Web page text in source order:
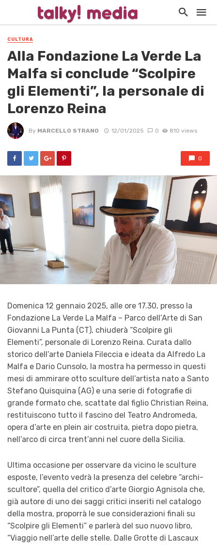
CULTURA
Alla Fondazione La Verde La
Malfa si conclude “Scolpire
gli Elementi”, la personale di
Lorenzo Reina
By MARCELLO STRANO 12/01/2025 0 810 views
0
Domenica 12 gennaio 2025, alle ore 17.30, presso la
Fondazione La Verde La Malfa – Parco dell’Arte di San
Giovanni La Punta (CT), chiuderà “Scolpire gli
Elementi”, personale di Lorenzo Reina. Curata dallo
storico dell’arte Daniela Fileccia e ideata da Alfredo La
Malfa e Dario Cunsolo, la mostra ha permesso in questi
mesi di ammirare otto sculture dell’artista nato a Santo
Stefano Quisquina (AG) e una serie di fotografie di
grande formato che, scattate dal figlio Christian Reina,
restituiscono tutto il fascino del Teatro Andromeda,
opera d’arte en plein air costruita, pietra dopo pietra,
nell’arco di circa trent’anni nel cuore della Sicilia.
Ultima occasione per osservare da vicino le sculture
esposte, l’evento vedrà la presenza del celebre “archi-
scultore”, quella del critico d’arte Giorgio Agnisola che,
già autore di uno dei saggi critici inseriti nel catalogo
della mostra, proporrà le sue considerazioni finali su
“Scolpire gli Elementi” e parlerà del suo nuovo libro,
“Viaggio nell’arte delle stelle. Dalle Grotte di Lascaux